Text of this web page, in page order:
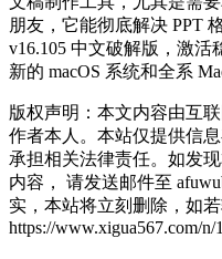
朋友，它能彻底解决 PPT
v16.105 中文破解版，激
新的 macOS 系统和全系
版权声明：本文内容由互
作者本人。本站仅提供信
承担相关法律责任。如发
内容， 请发送邮件至
实，本站将立刻删除，如
https://www.xigua567.com/n/